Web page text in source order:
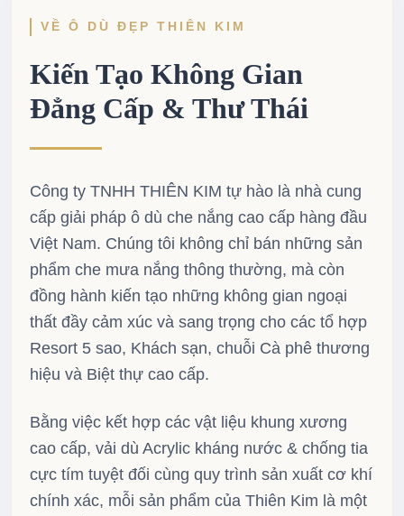
VỀ Ô DÙ ĐẸP THIÊN KIM
Kiến Tạo Không Gian
Đẳng Cấp & Thư Thái
Công ty TNHH THIÊN KIM tự hào là nhà cung
cấp giải pháp ô dù che nắng cao cấp hàng đầu
Việt Nam. Chúng tôi không chỉ bán những sản
phẩm che mưa nắng thông thường, mà còn
đồng hành kiến tạo những không gian ngoại
thất đầy cảm xúc và sang trọng cho các tổ hợp
Resort 5 sao, Khách sạn, chuỗi Cà phê thương
hiệu và Biệt thự cao cấp.
Bằng việc kết hợp các vật liệu khung xương
cao cấp, vải dù Acrylic kháng nước & chống tia
cực tím tuyệt đối cùng quy trình sản xuất cơ khí
chính xác, mỗi sản phẩm của Thiên Kim là một